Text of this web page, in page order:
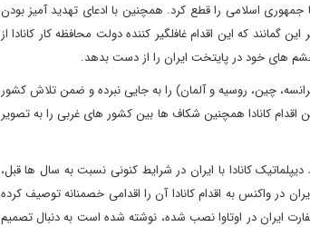
جمهوری اسلامی را قطع کرد. همچنین با ادعای تهدید آمیز بودن
را ترک کنند. برخی بر این گمانند که این اقدام غافلگیر کننده دولت محافظه کار کانادا از
های خود در پایتخت ایران را از دست بدهد.
انجام شده که گفت و گو های هسته جمهوری اسلامی با گروه 1+5 (آمریکا، فرانسه، چین، روسیه و آلمان) را به جایی نبرده و ضمن تلاش کشور
اقدام کانادا همچنین شکاف ها بین کشور های غربی را به تصویر
کانادا با ایران در شرایط کنونی نسبت به سال ها قبل،
در واکنس به اقدام کانادا آن را اقدامی خصمنانه توصیف کرده
ایران در اوتاوا نصب شده، نوشته شده است به دنبال تصمیم